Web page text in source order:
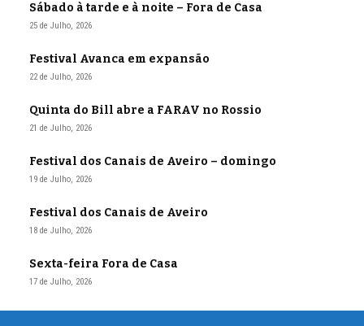
Sábado à tarde e à noite – Fora de Casa
25 de Julho, 2026
Festival Avanca em expansão
22 de Julho, 2026
Quinta do Bill abre a FARAV no Rossio
21 de Julho, 2026
Festival dos Canais de Aveiro – domingo
19 de Julho, 2026
Festival dos Canais de Aveiro
18 de Julho, 2026
Sexta-feira Fora de Casa
17 de Julho, 2026